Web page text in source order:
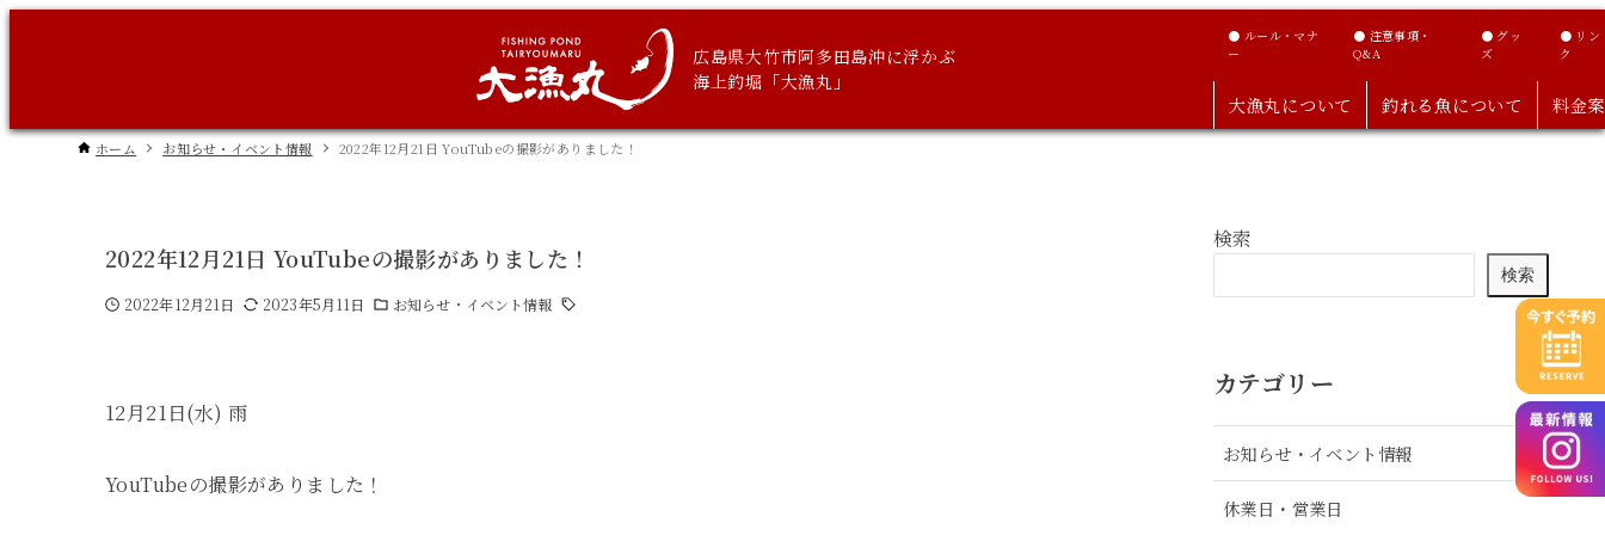
広島県大竹市阿多田島沖に浮かぶ
海上釣堀「大漁丸」
● ルール・マナ
ー
● 注意事項・
Q&A
● グッ
ズ
● リン
ク
大漁丸について 釣れる魚について 料金
ホーム お知らせ・イベント情報 2022年12月21日 YouTubeの撮影がありました！
2022年12月21日 YouTubeの撮影がありました！
2022年12月21日 2023年5月11日 お知らせ・イベント情報
12月21日(水) 雨
YouTubeの撮影がありました！
検索
検索
カテゴリー
お知らせ・イベント情報
休業日・営業日